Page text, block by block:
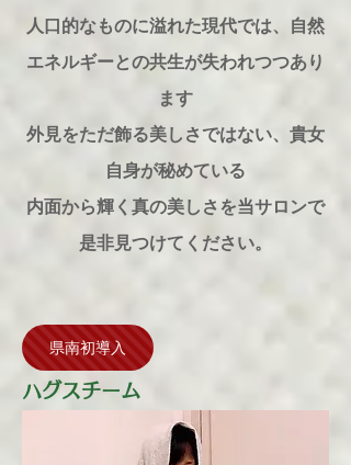
人口的なものに溢れた現代では、自然
エネルギーとの共生が失われつつあり
ます
外見をただ飾る美しさではない、貴女
自身が秘めている
内面から輝く真の美しさを当サロンで
是非見つけてください。
県南初導入
ハグスチーム